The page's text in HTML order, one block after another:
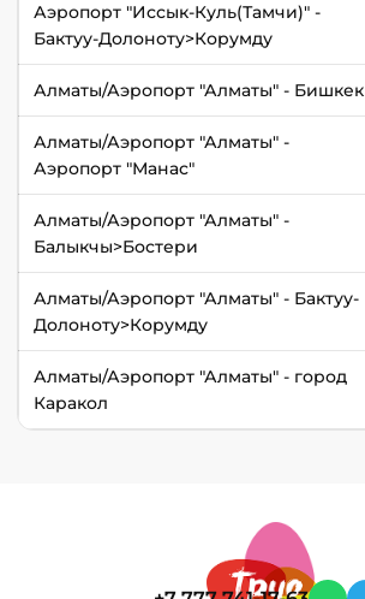
Аэропорт "Иссык-Куль(Тамчи)" -
Бактуу-Долоноту>Корумду
Алматы/Аэропорт "Алматы" - Бишкек
Алматы/Аэропорт "Алматы" -
Аэропорт "Манас"
Алматы/Аэропорт "Алматы" -
Балыкчы>Бостери
Алматы/Аэропорт "Алматы" - Бактуу-
Долоноту>Корумду
Алматы/Аэропорт "Алматы" - город
Каракол